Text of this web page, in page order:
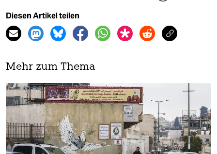
Diesen Artikel teilen
Mehr zum Thema